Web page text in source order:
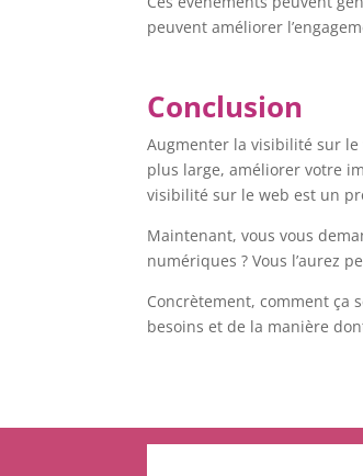
peuvent améliorer
Conclusion
Augmenter la visibilité sur
plus large, améliorer votre
visibilité sur le web est un
Maintenant, vous vous
numériques ? Vous l’aurez
Concrètement, comment ça
besoins et de la manière